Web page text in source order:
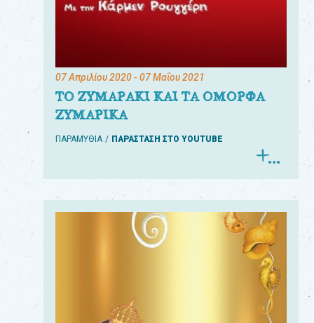
07 Απριλίου 2020- 07 Μαΐου 2021
ΤΟ ΖΥΜΑΡΑΚΙ ΚΑΙ ΤΑ ΟΜΟΡΦΑ
ΖΥΜΑΡΙΚΑ
ΠΑΡΑΜΥΘΙΑ ΠΑΡΑΣΤΑΣΗ ΣΤΟ YOUTUBE